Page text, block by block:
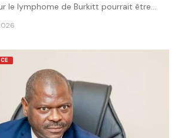
le lymphome de Burkitt pourrait être